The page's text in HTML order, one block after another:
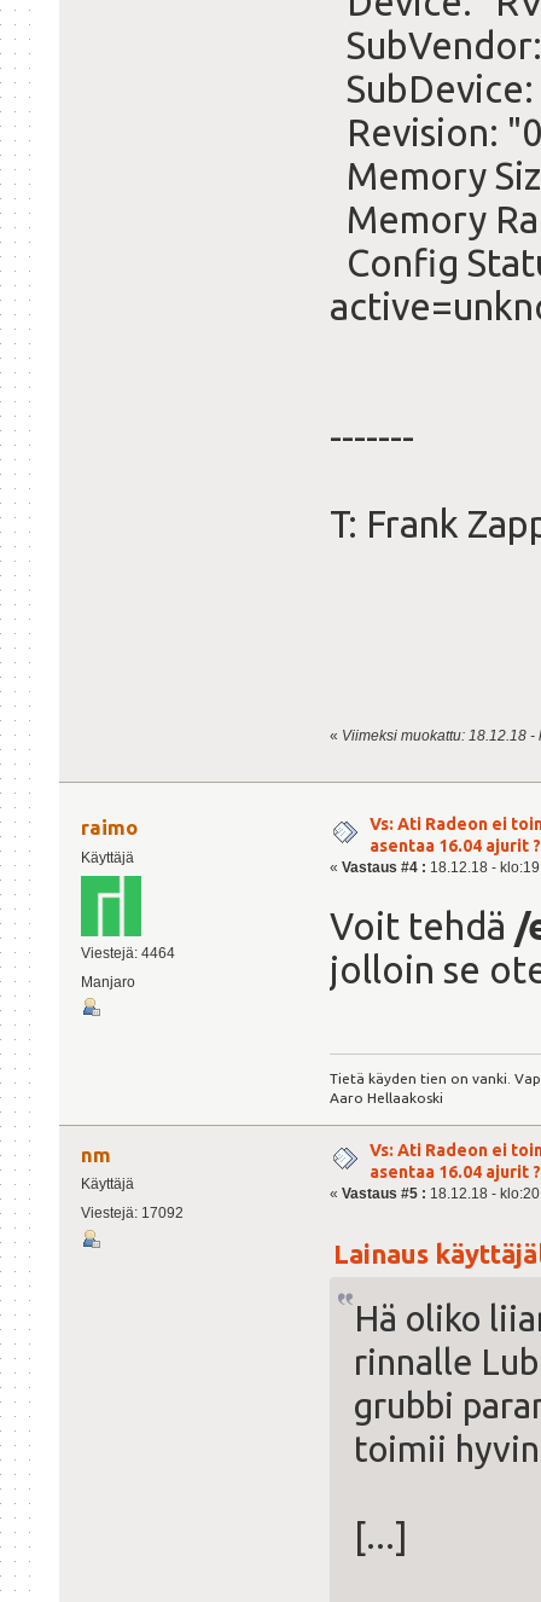
SubDevice:
Revision:
Memory
Memory
Config
-------
T: Frank
« Viimeksi muokattu: 18.12.18
raimo
Käyttäjä
Viestejä: 4464
Manjaro
Vs: Ati Radeon ei
asentaa 16.04 ajurit ?
« Vastaus #4 : 18.12.18 -
Voit tehdä /
jolloin se
Tietä käyden tien on vanki.
Aaro Hellaakoski
nm
Käyttäjä
Viestejä: 17092
Vs: Ati Radeon ei
asentaa 16.04 ajurit ?
« Vastaus #5 : 18.12.18 -
Lainaus
Hä oliko
rinnalle
grubbi
toimii
[...]